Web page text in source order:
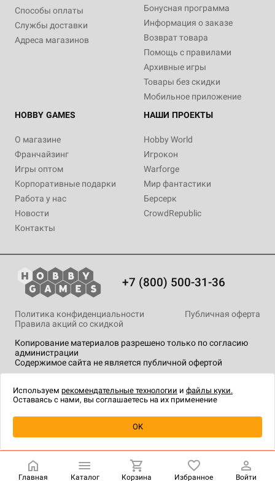
Купить| 3 990 ₽
Способы оплаты
Службы доставки
Адреса магазинов
Бонусная программа
Информация о заказе
Возврат товара
Помощь с правилами
Архивные игры
Товары без скидки
Мобильное приложение
HOBBY GAMES
О магазине
Франчайзинг
Игры оптом
Корпоративные подарки
Работа у нас
Новости
Контакты
НАШИ ПРОЕКТЫ
Hobby World
Игрокон
Warforge
Мир фантастики
Берсерк
CrowdRepublic
+7 (800) 500-31-36
Копирование материалов разрешено только по согласию
администрации
Содержимое сайта не является публичной офертой
Политика конфиденциальности
Публичная оферта
Правила акций со скидкой
технологии.
Главная Каталог Корзина Избранное Войти
Используем рекомендательные технологии и файлы куки.
Оставаясь с нами, вы соглашаетесь на их применение
OK